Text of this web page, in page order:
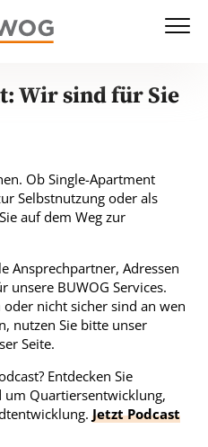
Wir sind für Sie
Ob Single-Apartment
Selbstnutzung oder als
auf dem Weg zur
Ansprechpartner, Adressen
BUWOG Services.
nicht sicher sind an wen
nutzen Sie bitte unser
Seite.
Entdecken Sie
um Quartiersentwicklung,
Jetzt Podcast